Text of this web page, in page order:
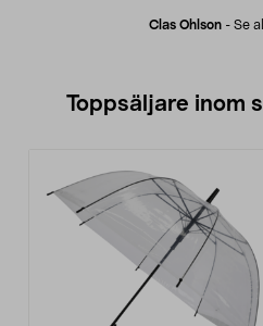
Clas Ohlson - Se
Toppsäljare inom